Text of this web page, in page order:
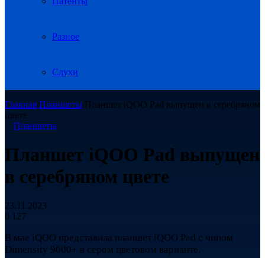
Разное
Слухи
Главная/Планшеты/Планшет iQOO Pad выпущен в серебряном
цвете
Планшеты
Планшет iQOO Pad выпущен
в серебряном цвете
23.11.2023
0 127
В мае iQOO представила планшет iQOO Pad с чипом
Dimensity 9000+ в сером цветовом варианте.